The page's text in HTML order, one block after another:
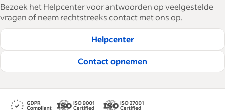
Bezoek het Helpcenter voor antwoorden op veelgestelde
vragen of neem rechtstreeks contact met ons op.
Helpcenter
Contact opnemen